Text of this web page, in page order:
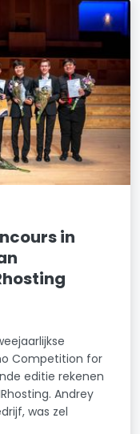
in
Competition for
editie rekenen
Andrey
was zel